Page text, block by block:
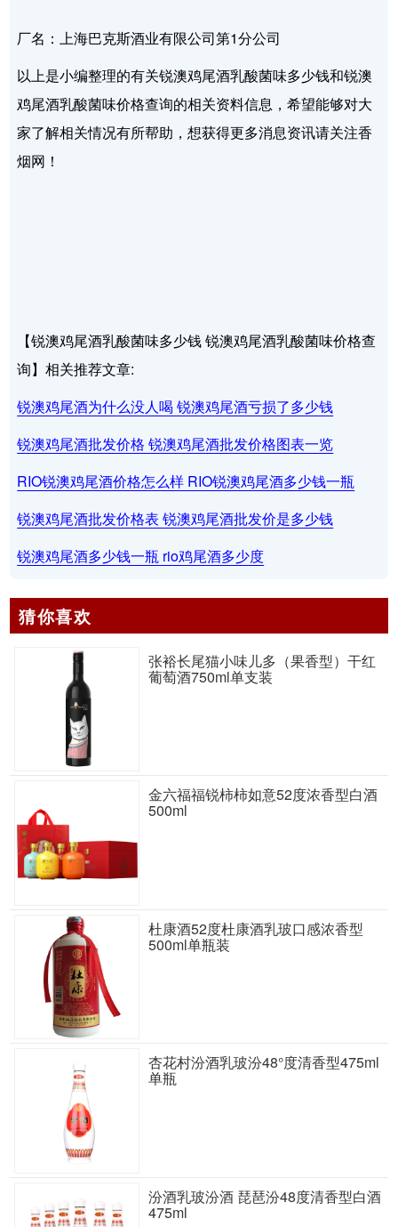
厂名：上海巴克斯酒业有限公司第1分公司
以上是小编整理的有关锐澳鸡尾酒乳酸菌味多少钱和锐澳
鸡尾酒乳酸菌味价格查询的相关资料信息，希望能够对大
家了解相关情况有所帮助，想获得更多消息资讯请关注香
烟网！
【锐澳鸡尾酒乳酸菌味多少钱 锐澳鸡尾酒乳酸菌味价格查
询】相关推荐文章:
锐澳鸡尾酒为什么没人喝 锐澳鸡尾酒亏损了多少钱
锐澳鸡尾酒批发价格 锐澳鸡尾酒批发价格图表一览
RIO锐澳鸡尾酒价格怎么样 RIO锐澳鸡尾酒多少钱一瓶
锐澳鸡尾酒批发价格表 锐澳鸡尾酒批发价是多少钱
锐澳鸡尾酒多少钱一瓶 rio鸡尾酒多少度
猜你喜欢
张裕长尾猫小味儿多（果香型）干红
葡萄酒750ml单支装
金六福福锐柿柿如意52度浓香型白酒
500ml
杜康酒52度杜康酒乳玻口感浓香型
500ml单瓶装
杏花村汾酒乳玻汾48°度清香型475ml
单瓶
汾酒乳玻汾酒 琵琶汾48度清香型白酒
475ml